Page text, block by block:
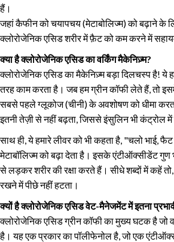
हैं।
जहां कैफीन को चयापचय (मेटाबोलिज्म) को बढ़ाने के
क्लोरोजेनिक एसिड शरीर में फ़ैट को कम करने में
क्या है क्लोरोजेनिक एसिड का वर्किंग मैकेनिज़्म?
क्लोरोजेनिक एसिड का मैकेनिज़्म बड़ा दिलचस्प है! ये
तरह काम करता है। जब हम ग्रीन कॉफी लेते हैं, तो
सबसे पहले ग्लूकोज (चीनी) के अवशोषण को धीमा
इतनी तेज़ी से नहीं बढ़ता, जिससे इंसुलिन भी कंट्रोल में
साथ ही, ये हमारे लीवर को भी कहता है, "चलो भाई,
मेटाबॉलिज्म को बढ़ा देता है। इसके एंटीऑक्सीडेंट गुण
से लड़कर शरीर की रक्षा करते हैं। सीधे शब्दों में कहें
रखने में पीछे नहीं हटता।
क्यों है क्लोरोजेनिक एसिड वेट-मैनेजमेंट में इतना
क्लोरोजेनिक एसिड ग्रीन कॉफी का मुख्य घटक है जो
है। यह एक प्रकार का पॉलीफेनोल है, जो एक